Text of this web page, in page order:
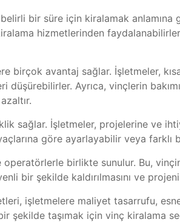
bir süre için kiralamak
hizmetlerinden
birçok avantaj sağlar. İşletmeler,
düşürebilirler. Ayrıca, vinçlerin
sağlar. İşletmeler, projelerine ve
göre ayarlayabilir veya farklı
birlikte sunulur. Bu,
bir şekilde kaldırılmasını ve
işletmelere maliyet tasarrufu,
şekilde taşımak için vinç kiralama